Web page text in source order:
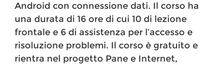
Android con connessione dati. Il corso ha
una durata di 16 ore di cui 10 di lezione
frontale e 6 di assistenza per l’accesso e
risoluzione problemi. Il corso è gratuito e
rientra nel progetto Pane e Internet,